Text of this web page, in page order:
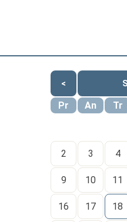
<
Pr An Tr
2 3 4
9 10 11
16 17 18